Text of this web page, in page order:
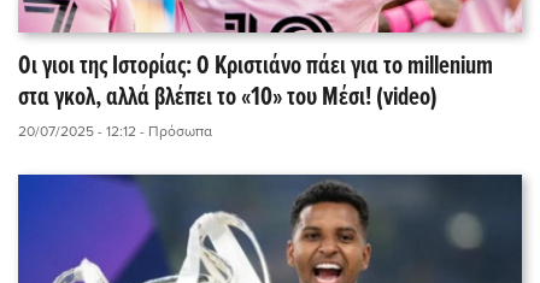
Οι γιοι της Ιστορίας: Ο Κριστιάνο πάει για το millenium
στα γκολ, αλλά βλέπει το «10» του Μέσι! (video)
20/07/2025 - 12:12 - Πρόσωπα